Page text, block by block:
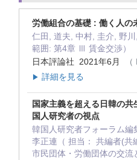
労働組合の基礎 : 働く人の
仁田, 道夫, 中村, 圭介, 野
範囲: 第4章 Ⅲ 賃金交渉）
日本評論社 2021年6月
▶ 詳細を見る
国家主義を超える日韓の
国人研究者の視点
韓国人研究者フォーラム編
李正連（ 担当： 共編者(
市民団体・労働団体の交流